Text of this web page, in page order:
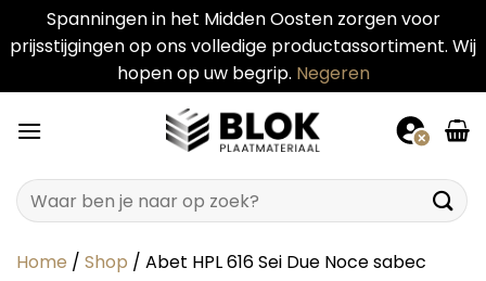
Spanningen in het Midden Oosten zorgen voor
prijsstijgingen op ons volledige productassortiment. Wij
hopen op uw begrip. Negeren
naar
Zoeken
naar:
Home / Shop / Abet HPL 616 Sei Due Noce sabec